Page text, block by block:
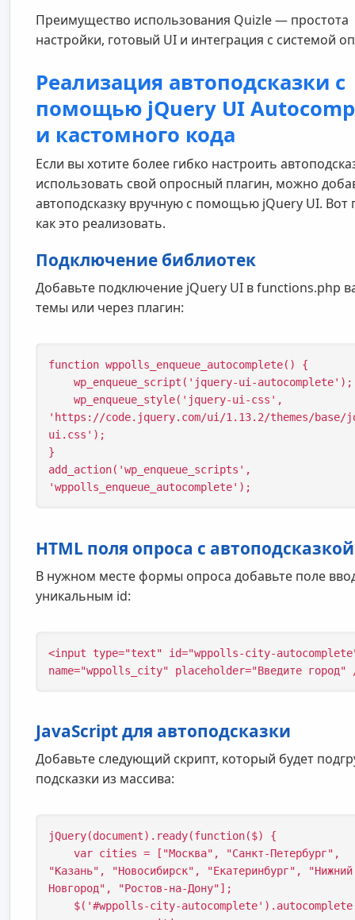
Преимущество использования Quizle — простота
настройки, готовый UI и интеграция с системой
Реализация автоподсказки с
помощью jQuery UI
и кастомного кода
Если вы хотите более гибко настроить
использовать свой опросный плагин, можно
автоподсказку вручную с помощью jQuery UI. Вот
как это реализовать.
Подключение библиотек
Добавьте подключение jQuery UI в functions.php
темы или через плагин:
function wppolls_enqueue_autocomplete() {
'https://code.jquery.com/ui/1.13.2/themes/base/
ui.css');
}
add_action('wp_enqueue_scripts',
'wppolls_enqueue_autocomplete');
HTML поля опроса с автоподсказкой
В нужном месте формы опроса добавьте поле
уникальным id:
<input type="text" id="wppolls-city-
name="wppolls_city" placeholder="Введите город"
JavaScript для автоподсказки
Добавьте следующий скрипт, который будет
подсказки из массива:
jQuery(document).ready(function($) {
"Казань", "Новосибирск", "Екатеринбург",
Новгород", "Ростов-на-Дону"];